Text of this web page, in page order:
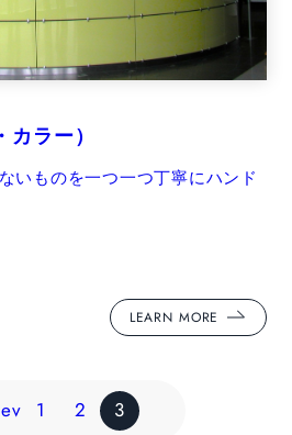
ラー）
いものを一つ一つ丁寧にハンド
LEARN MORE
1 2 3